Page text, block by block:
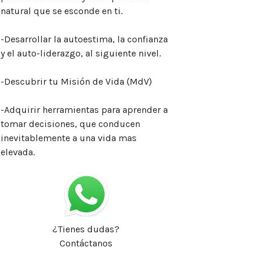
natural que se esconde en ti.
-Desarrollar la autoestima, la confianza
y el auto-liderazgo, al siguiente nivel.
-Descubrir tu Misión de Vida (MdV)
-Adquirir herramientas para aprender a
tomar decisiones, que conducen
inevitablemente a una vida mas
elevada.
¿Tienes dudas?
Contáctanos